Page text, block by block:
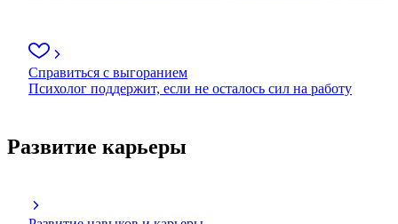
Справиться с выгоранием
Психолог поддержит, если не осталось сил на работу
Развитие карьеры